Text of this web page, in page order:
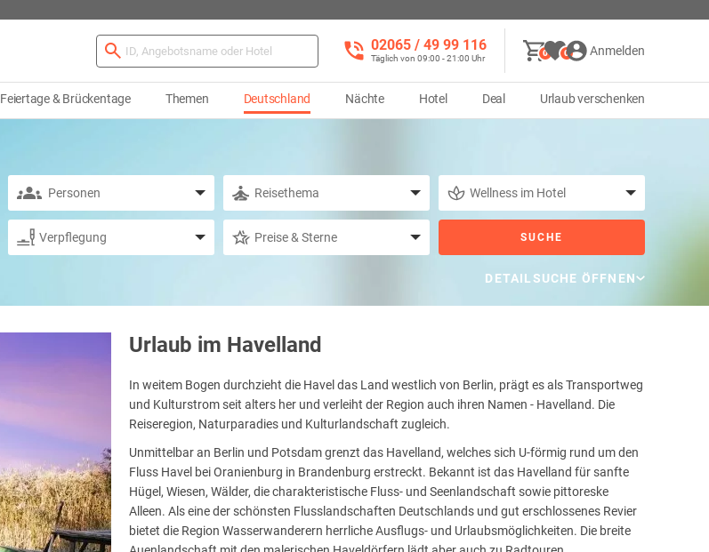
02065 / 49 ‌99 116
Täglich von 09:00 - 21:00 Uhr
0 0 Anmelden
Feiertage & Brückentage Themen Deutschland Nächte Hotel Deal Urlaub verschenken
SUCHE
DETAILSUCHE ÖFFNEN
Urlaub im Havelland
In weitem Bogen durchzieht die Havel das Land westlich von Berlin, prägt es als Transportweg
und Kulturstrom seit alters her und verleiht der Region auch ihren Namen - Havelland. Die
Reiseregion, Naturparadies und Kulturlandschaft zugleich.
Unmittelbar an Berlin und Potsdam grenzt das Havelland, welches sich U-förmig rund um den
Fluss Havel bei Oranienburg in Brandenburg erstreckt. Bekannt ist das Havelland für sanfte
Hügel, Wiesen, Wälder, die charakteristische Fluss- und Seenlandschaft sowie pittoreske
Alleen. Als eine der schönsten Flusslandschaften Deutschlands und gut erschlossenes Revier
bietet die Region Wasserwanderern herrliche Ausflugs- und Urlaubsmöglichkeiten. Die breite